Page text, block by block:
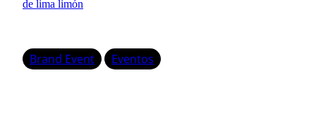
de lima limón
Brand Event Eventos